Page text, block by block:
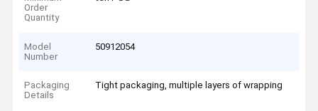
Order
Quantity
Model
Number
50912054
Packaging
Details
Tight packaging, multiple layers of wrapping